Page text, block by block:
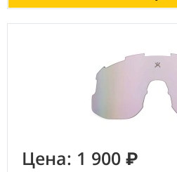
Цена: 1 900 ₽